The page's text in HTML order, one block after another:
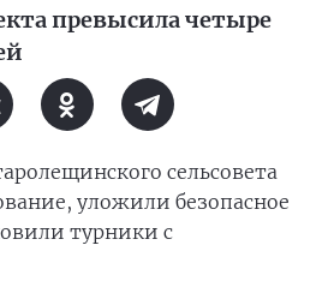
превысила четыре
сельсовета
уложили безопасное
турники с